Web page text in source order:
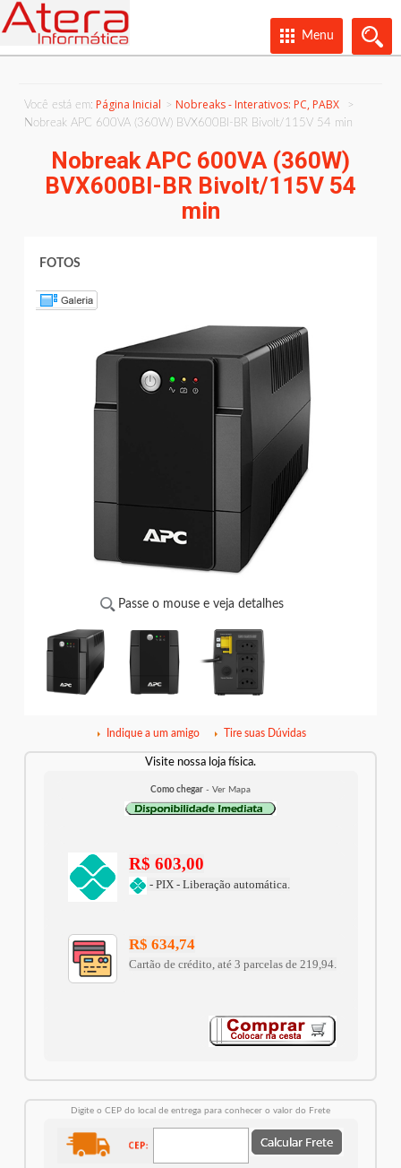
Menu
Você está em: Página Inicial Nobreaks - Interativos: PC, PABX
Nobreak APC 600VA (360W) BVX600BI-BR Bivolt/115V 54 min
Nobreak APC 600VA (360W)
BVX600BI-BR Bivolt/115V 54
min
FOTOS
Passe o mouse e veja detalhes
Indique a um amigo Tire suas Dúvidas
Visite nossa loja física.
Como chegar - Ver Mapa
R$ 603,00
- PIX - Liberação automática.
R$ 634,74
Cartão de crédito, até 3 parcelas de 219,94.
Digite o CEP do local de entrega para conhecer o valor do Frete